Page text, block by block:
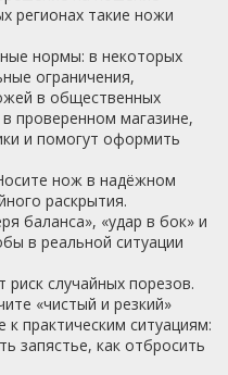
регионах такие ножи
нормы: в некоторых
ограничения,
в общественных
проверенном магазине,
и помогут оформить
нож в надёжном
раскрытия.
баланса», «удар в бок» и
в реальной ситуации
случайных порезов.
«чистый и резкий»
к практическим ситуациям:
запястье, как отбросить